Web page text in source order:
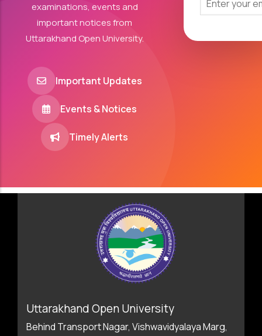
examinations, events and
important notices from
Uttarakhand Open University.
Important Updates
Events & Notices
Timely Alerts
Uttarakhand Open University
Behind Transport Nagar, Vishwavidyalaya Marg,